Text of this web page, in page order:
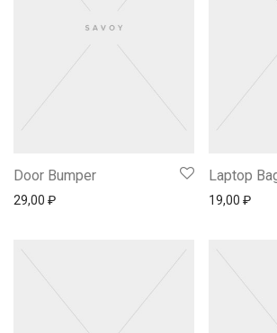
Door Bumper
29,00 ₽
Laptop
19,00 ₽